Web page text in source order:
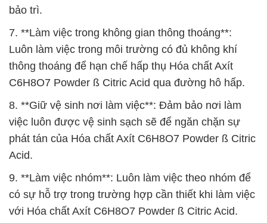
bảo trì.
7. **Làm việc trong không gian thông thoáng**:
Luôn làm việc trong môi trường có đủ không khí
thông thoáng để hạn chế hấp thụ Hóa chất Axít
C6H8O7 Powder ß Citric Acid qua đường hô hấp.
8. **Giữ vệ sinh nơi làm việc**: Đảm bảo nơi làm
việc luôn được vệ sinh sạch sẽ để ngăn chặn sự
phát tán của Hóa chất Axít C6H8O7 Powder ß Citric
Acid.
9. **Làm việc nhóm**: Luôn làm việc theo nhóm để
có sự hỗ trợ trong trường hợp cần thiết khi làm việc
với Hóa chất Axít C6H8O7 Powder ß Citric Acid.